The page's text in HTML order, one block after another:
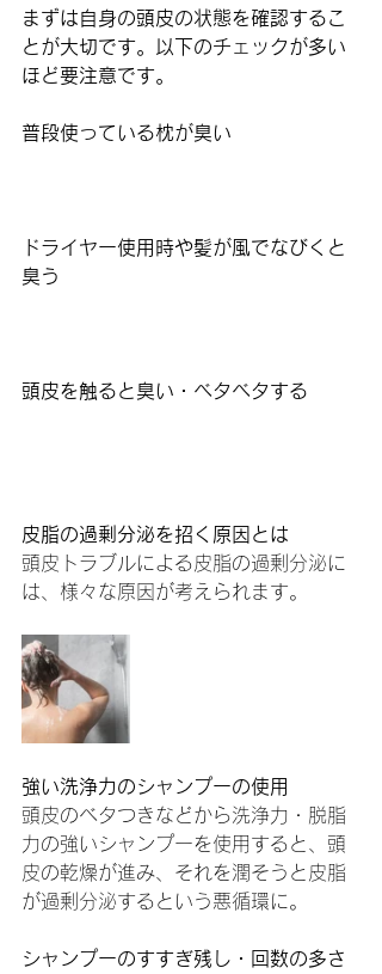
まずは自身の頭皮の状態を確認するこ
とが大切です。以下のチェックが多い
ほど要注意です。
普段使っている枕が臭い
ドライヤー使用時や髪が風でなびくと
臭う
頭皮を触ると臭い・ベタベタする
皮脂の過剰分泌を招く原因とは
頭皮トラブルによる皮脂の過剰分泌に
は、様々な原因が考えられます。
強い洗浄力のシャンプーの使用
頭皮のベタつきなどから洗浄力・脱脂
力の強いシャンプーを使用すると、頭
皮の乾燥が進み、それを潤そうと皮脂
が過剰分泌するという悪循環に。
シャンプーのすすぎ残し・回数の多さ